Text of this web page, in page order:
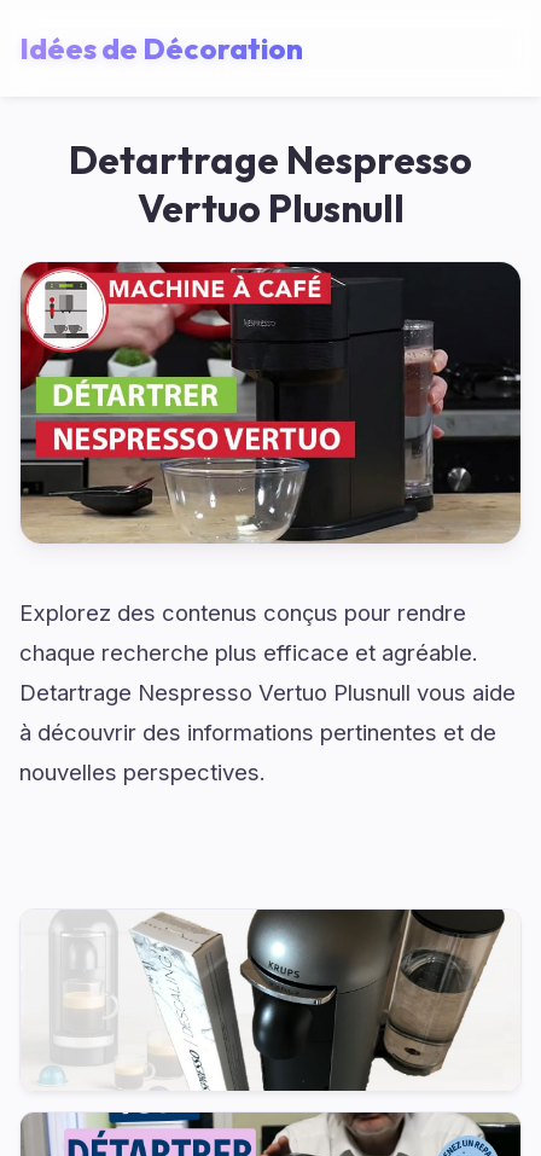
Idées de Décoration
Detartrage Nespresso
Vertuo Plusnull
Explorez des contenus conçus pour rendre
chaque recherche plus efficace et agréable.
Detartrage Nespresso Vertuo Plusnull vous aide
à découvrir des informations pertinentes et de
nouvelles perspectives.